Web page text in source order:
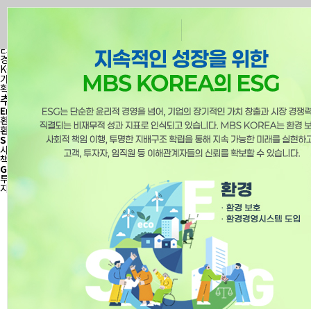
×
ESG는 단순한 윤리적 경영을 넘어, 기업의 장기적인 가치 창출과 시장
경쟁력에 직결되는 비재무적 성과 지표로 인식되고 있습니다. MBS
KOREA는 환경 보호, 사회적 책임 이행, 투명한 지배구조 확립을 통해 지속
가능한 미래를 실현하고, 고객, 투자자, 임직원 등 이해관계자들의 신뢰를
확보할 수 있습니다.
추진전략
Environment환경
환경 보호
환경경영시스템 도입
Social 사회
사회적 책임 이행
책임 있는 경영 이행
Governance
투명한 지배구조 확립
지배구조법 및 관련 법규 이행